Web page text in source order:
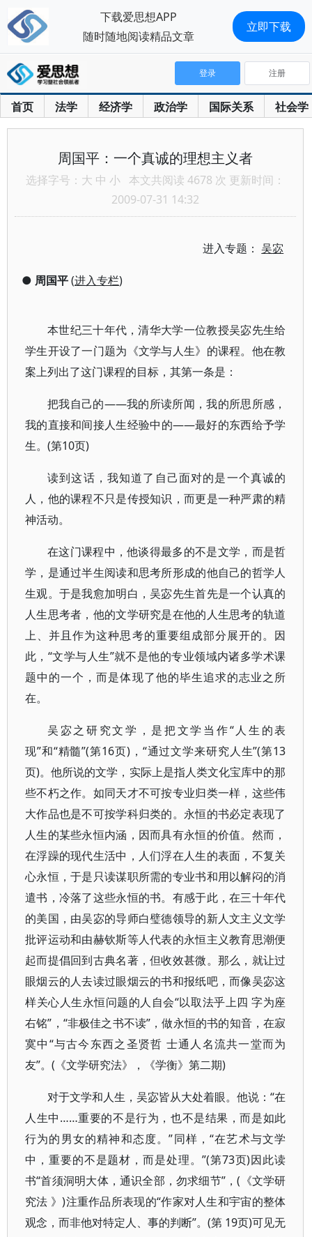
首页 法学 经济学 政治学 国际关系 社会学
登录 注册
周国平：一个真诚的理想主义者
选择字号： 大 中 小 本文共阅读 4678 次 更新时间：
2009-07-31 14:32
进入专题：吴宓
● 周国平(进入专栏)
本世纪三十年代，清华大学一位教授吴宓先生给
学生开设了一门题为《文学与人生》的课程。他在教
案上列出了这门课程的目标，其第一条是：
把我自己的——我的所读所闻，我的所思所感，
我的直接和间接人生经验中的——最好的东西给予学
生。(第10页)
读到这话，我知道了自己面对的是一个真诚的
人，他的课程不只是传授知识，而更是一种严肃的精
神活动。
在这门课程中，他谈得最多的不是文学，而是哲
学，是通过半生阅读和思考所形成的他自己的哲学人
生观。于是我愈加明白，吴宓先生首先是一个认真的
人生思考者，他的文学研究是在他的人生思考的轨道
上、并且作为这种思考的重要组成部分展开的。因
此，“文学与人生”就不是他的专业领域内诸多学术课
题中的一个，而是体现了他的毕生追求的志业之所
在。
吴宓之研究文学，是把文学当作“人生的表
现”和“精髓”(第16页)，“通过文学来研究人生”(第13
页)。他所说的文学，实际上是指人类文化宝库中的那
些不朽之作。如同天才不可按专业归类一样，这些伟
大作品也是不可按学科归类的。永恒的书必定表现了
人生的某些永恒内涵，因而具有永恒的价值。然而，
在浮躁的现代生活中，人们浮在人生的表面，不复关
心永恒，于是只读谋职所需的专业书和用以解闷的消
遣书，冷落了这些永恒的书。有感于此，在三十年代
的美国，由吴宓的导师白璧德领导的新人文主义文学
批评运动和由赫钦斯等人代表的永恒主义教育思潮便
起而提倡回到古典名著，但收效甚微。那么，就让过
眼烟云的人去读过眼烟云的书和报纸吧，而像吴宓这
样关心人生永恒问题的人自会“以取法乎上四 字为座
右铭”，“非极佳之书不读”，做永恒的书的知音，在寂
寞中“与古今东西之圣贤哲 士通人名流共一堂而为
友”。(《文学研究法》，《学衡》第二期)
对于文学和人生，吴宓皆从大处着眼。他说：“在
人生中……重要的不是行为，也不是结果，而是如此
行为的男女的精神和态度。”同样，“在艺术与文学
中，重要的不是题材，而是处理。”(第73页)因此读
书“首须洞明大体，通识全部，勿求细节”，(《文学研
究法 》)注重作品所表现的“作家对人生和宇宙的整体
观念，而非他对特定人、事的判断”。(第 19页)可见无
下载爱思想APP
随时随地阅读精品文章
立即下载